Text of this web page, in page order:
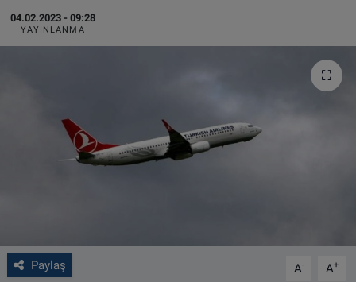
04.02.2023 - 09:28
YAYINLANMA
Paylaş A- A+
BİLİM-TEKNOLOJİ
SAĞLIK
ALGEMENE VOORWAARDEN
Haber Arşivi